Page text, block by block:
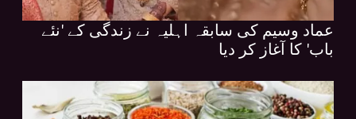
عماد وسیم کی سابقہ اہلیہ نے زندگی کے 'نئے
باب' کا آغاز کر دیا